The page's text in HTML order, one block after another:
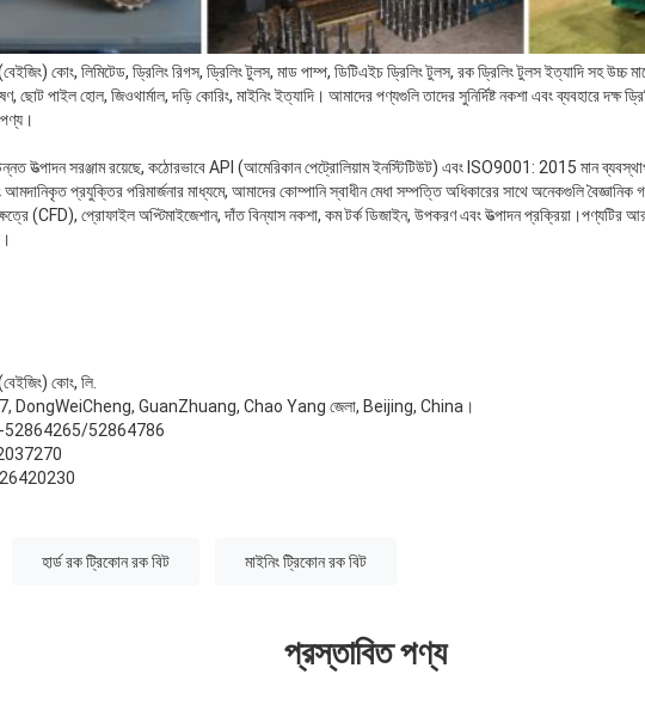
কোং, লিমিটেড, ড্রিলিং রিগস, ড্রিলিং টুলস, মাড পাম্প, ডিটিএইচ ড্রিলিং টুলস, রক ড্রিলিং টুলস ইত্যাদি সহ উচ্চ
ছোট পাইল হোল, জিওথার্মাল, দড়ি কোরিং, মাইনিং ইত্যাদি। আমাদের পণ্যগুলি তাদের সুনির্দিষ্ট নকশা এবং ব্যবহারে দক্ষ
পণ্য।
উত্পাদন সরঞ্জাম রয়েছে, কঠোরভাবে API (আমেরিকান পেট্রোলিয়াম ইনস্টিটিউট) এবং ISO9001: 2015 মান
প্রযুক্তির পরিমার্জনার মাধ্যমে, আমাদের কোম্পানি স্বাধীন মেধা সম্পত্তি অধিকারের সাথে অনেকগুলি
(CFD), প্রোফাইল অপ্টিমাইজেশান, দাঁত বিন্যাস নকশা, কম টর্ক ডিজাইন, উপকরণ এবং উত্পাদন প্রক্রিয়া।পণ্যটির
কোং, লি.
DongWeiCheng, GuanZhuang, Chao Yang জেলা, Beijing, China।
52864265/52864786
হার্ড রক ট্রিকোন রক বিট মাইনিং ট্রিকোন রক বিট
প্রস্তাবিত পণ্য